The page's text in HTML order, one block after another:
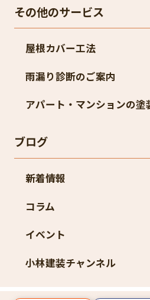
その他のサービス
屋根カバー工法
雨漏り診断のご案内
アパート・マンションの塗
ブログ
新着情報
コラム
イベント
小林建装チャンネル